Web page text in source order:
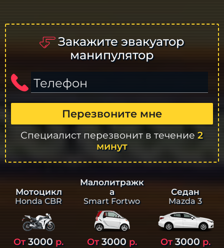
Закажите эвакуатор
манипулятор
Телефон
Перезвоните мне
Специалист перезвонит в течение2
минут
Мотоцикл
Honda CBR
От3000р.
Малолитражк
а
Smart Fortwo
От3000р.
Седан
Mazda 3
От3000р.